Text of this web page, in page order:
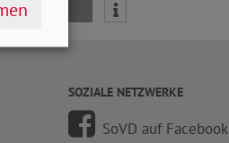
mail
SOZIALE NETZWERKE
SoVD auf Facebook